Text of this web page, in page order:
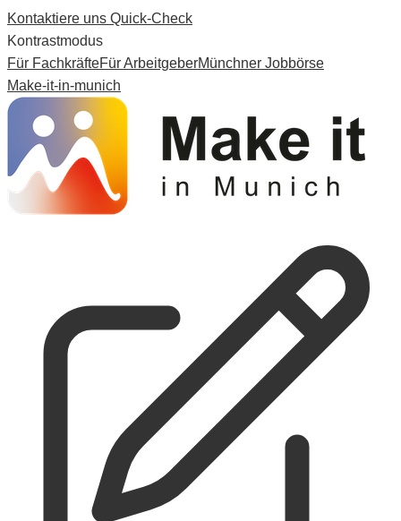
Kontaktiere uns Quick-Check
Kontrastmodus
Für FachkräfteFür ArbeitgeberMünchner Jobbörse
Make-it-in-munich